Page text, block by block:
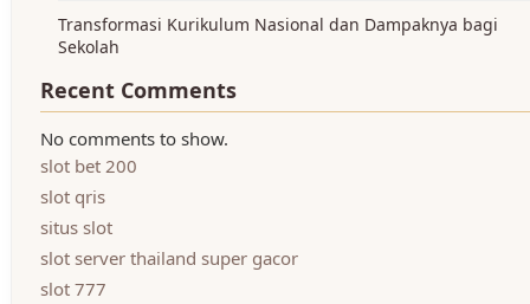
Transformasi Kurikulum Nasional dan Dampaknya bagi
Sekolah
Recent Comments
No comments to show.
slot bet 200
slot qris
situs slot
slot server thailand super gacor
slot 777